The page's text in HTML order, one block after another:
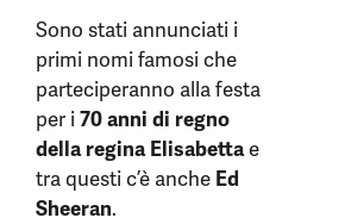
Sono stati annunciati i
primi nomi famosi che
parteciperanno alla festa
per i70 anni di regno
della regina Elisabettae
tra questi c’è anche Ed
Sheeran.